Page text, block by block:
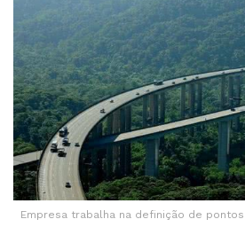
Empresa trabalha na definição de